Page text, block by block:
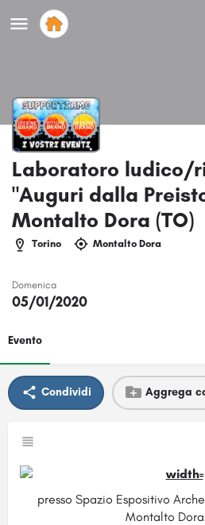
Laboratoro ludico/
"Auguri dalla
Montalto Dora (TO)
Torino Montalto Dora
Domenica
05/01/2020
Evento
Condividi Aggrega
presso Spazio Espositivo
Montalto Dora